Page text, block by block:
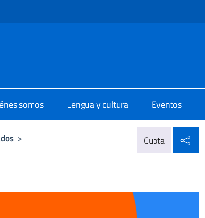
sociales y menú
somos Lengua y cultura Eventos
>
Cuota